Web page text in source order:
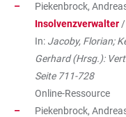
Piekenbrock,
Insolvenzverwalter
In: Jacoby, Florian;
Gerhard (Hrsg.):
Seite 711-728
Online-Ressource
Piekenbrock,